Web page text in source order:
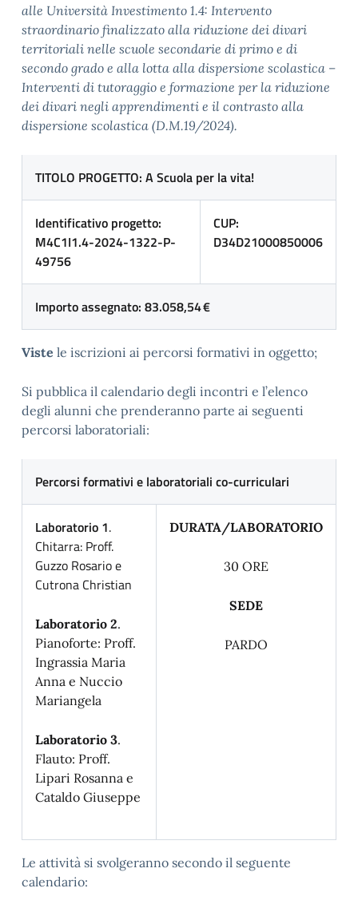
alle Università Investimento 1.4: Intervento
straordinario finalizzato alla riduzione dei divari
territoriali nelle scuole secondarie di primo e di
secondo grado e alla lotta alla dispersione scolastica –
Interventi di tutoraggio e formazione per la riduzione
dei divari negli apprendimenti e il contrasto alla
dispersione scolastica (D.M.19/2024).
TITOLO PROGETTO: A Scuola per la vita!
Identificativo progetto:
M4C1I1.4-2024-1322-P-
49756
CUP:
D34D21000850006
Importo assegnato: 83.058,54 €
Viste le iscrizioni ai percorsi formativi in oggetto;
Si pubblica il calendario degli incontri e l’elenco
degli alunni che prenderanno parte ai seguenti
percorsi laboratoriali:
Percorsi formativi e laboratoriali co-curriculari
Laboratorio 1.
Chitarra: Proff.
Guzzo Rosario e
Cutrona Christian
Laboratorio 2.
Pianoforte: Proff.
Ingrassia Maria
Anna e Nuccio
Mariangela
Laboratorio 3.
Flauto: Proff.
Lipari Rosanna e
Cataldo Giuseppe
DURATA/LABORATORIO
30 ORE
SEDE
PARDO
Le attività si svolgeranno secondo il seguente
calendario: